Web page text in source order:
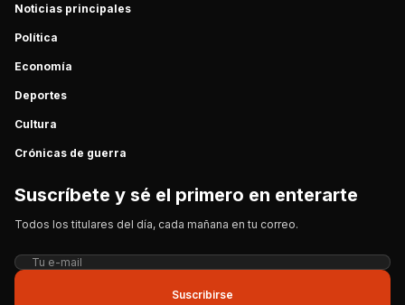
Noticias principales
Política
Economía
Deportes
Cultura
Crónicas de guerra
Suscríbete y sé el primero en enterarte
Todos los titulares del día, cada mañana en tu correo.
Suscribirse